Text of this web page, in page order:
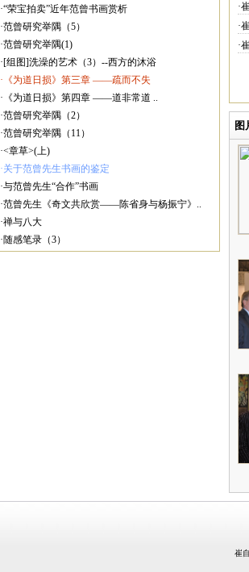
·“荣宝拍卖”近年范曾书画赏析
·范曾研究举隅（5）
·范曾研究举隅(1)
·[组图]洗澡的艺术（3）--西方的沐浴
·《为道日损》第三章 ——疏而不失
·《为道日损》第四章 ——道非常道 ..
·范曾研究举隅（2）
·范曾研究举隅（11）
·<章草>(上)
·关于范曾先生书画的鉴定
·与范曾先生“合作”书画
·范曾先生《奇文共欣赏——陈省身与杨振宁》..
·禅与八大
·随感笔录（3）
·
·
·
图
崔